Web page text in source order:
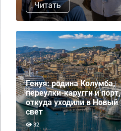
Читать
Генуя: родина Колумба,
переулки-каругги и порт,
откуда уходили в Новый
свет
32